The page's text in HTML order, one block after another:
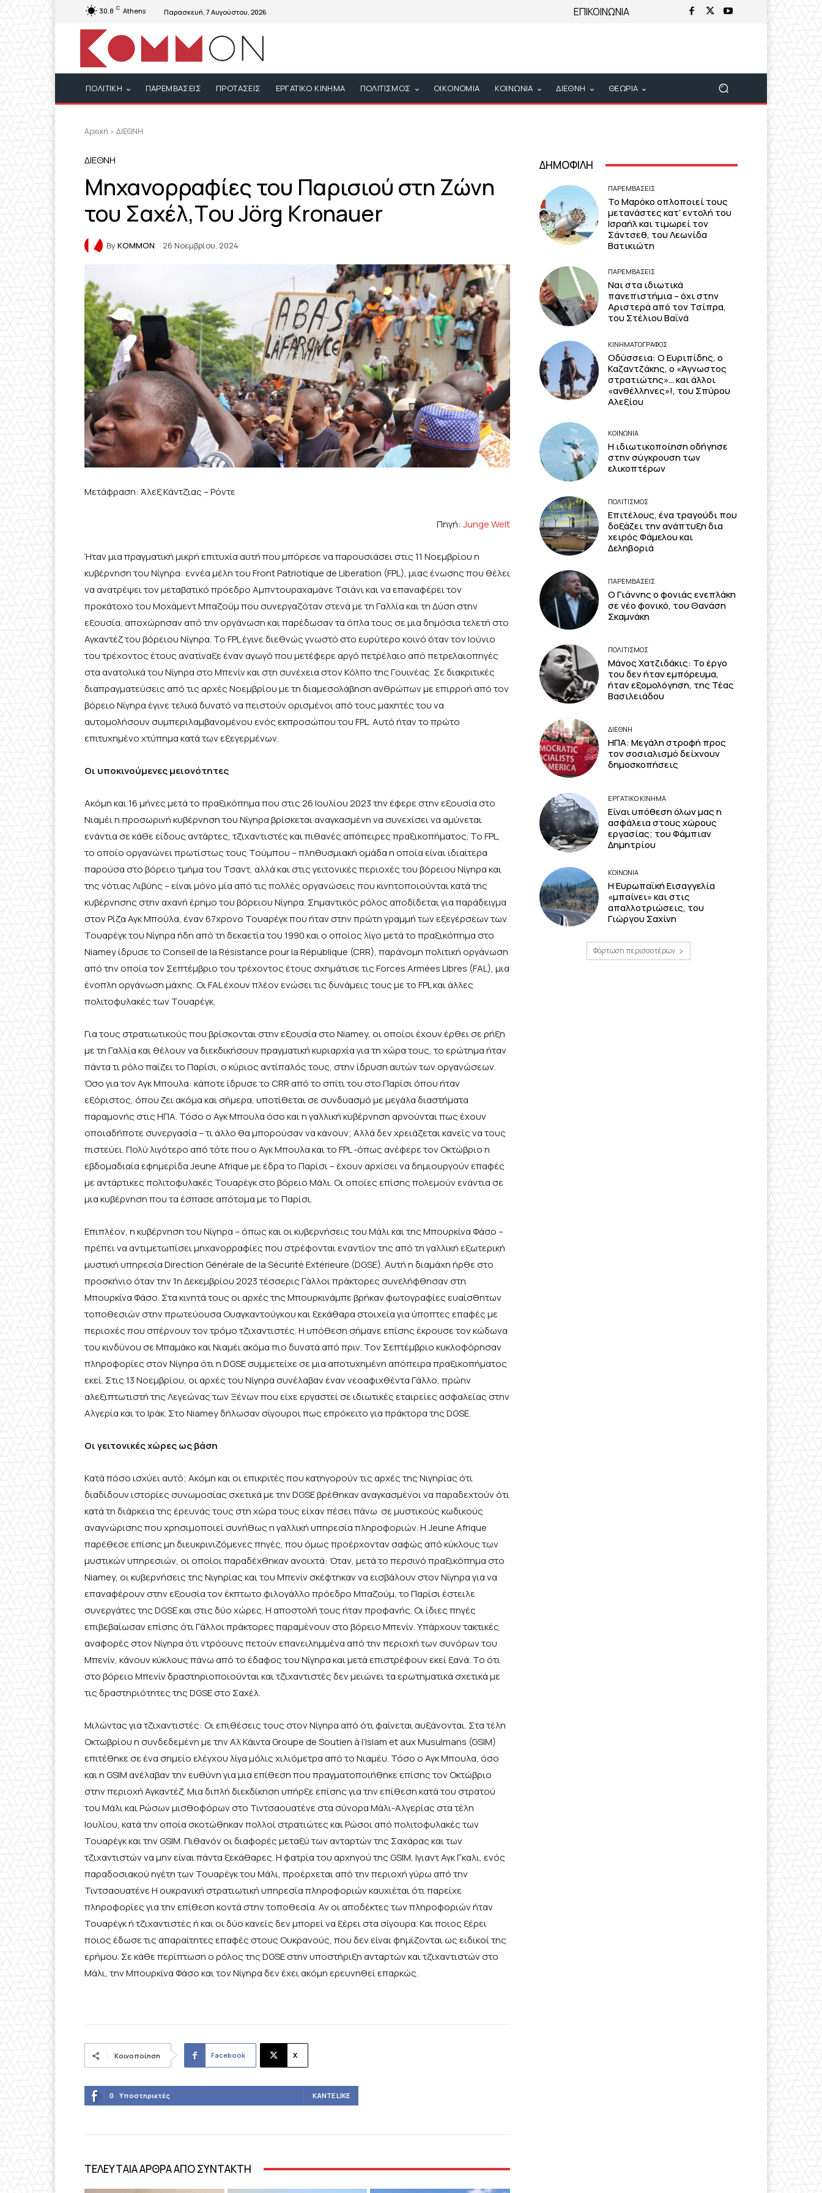
30.8 C Athens Παρασκευή, 7 Αυγούστου, 2026 ΕΠΙΚΟΙΝΩΝΙΑ
ΠΟΛΙΤΙΚΗ ΠΑΡΕΜΒΑΣΕΙΣ ΠΡΟΤΑΣΕΙΣ ΕΡΓΑΤΙΚΟ ΚΙΝΗΜΑ ΠΟΛΙΤΙΣΜΟΣ ΟΙΚΟΝΟΜΙΑ ΚΟΙΝΩΝΙΑ ΔΙΕΘΝΗ ΘΕΩΡΙΑ
Αρχική ΔΙΕΘΝΗ
ΔΙΕΘΝΗ
Μηχανορραφίες του Παρισιού στη Ζώνη
του Σαχέλ,Tου Jörg Kronauer
ByKOMMON 26 Νοεμβρίου, 2024
Μετάφραση: Άλεξ Κάντζιας – Ρόντε
Πηγή: Junge Welt
Ήταν μια πραγματική μικρή επιτυχία αυτή που μπόρεσε να παρουσιάσει στις 11 Νοεμβρίου η
κυβέρνηση του Νίγηρα: εννέα μέλη του Front Patriotique de Liberation (FPL), μιας ένωσης που θέλει
να ανατρέψει τον μεταβατικό πρόεδρο Αμπντουραχαμάνε Τσιάνι και να επαναφέρει τον
προκάτοχο του Μοχάμεντ Μπαζούμ που συνεργαζόταν στενά με τη Γαλλία και τη Δύση στην
εξουσία, αποχώρησαν από την οργάνωση και παρέδωσαν τα όπλα τους σε μια δημόσια τελετή στο
Αγκαντέζ του βόρειου Νίγηρα. Το FPL έγινε διεθνώς γνωστό στο ευρύτερο κοινό όταν τον Ιούνιο
του τρέχοντος έτους ανατίναξε έναν αγωγό που μετέφερε αργό πετρέλαιο από πετρελαιοπηγές
στα ανατολικά του Νίγηρα στο Μπενίν και στη συνέχεια στον Κόλπο της Γουινέας. Σε διακριτικές
διαπραγματεύσεις από τις αρχές Νοεμβρίου με τη διαμεσολάβηση ανθρώπων με επιρροή από τον
βόρειο Νίγηρα έγινε τελικά δυνατό να πειστούν ορισμένοι από τους μαχητές του να
αυτομολήσουν συμπεριλαμβανομένου ενός εκπροσώπου του FPL. Αυτό ήταν το πρώτο
επιτυχημένο χτύπημα κατά των εξεγερμένων.
Οι υποκινούμενες μειονότητες
Ακόμη και 16 μήνες μετά το πραξικόπημα που στις 26 Ιουλίου 2023 την έφερε στην εξουσία στο
Νιαμέι η προσωρινή κυβέρνηση του Νίγηρα βρίσκεται αναγκασμένη να συνεχίσει να αμύνεται
ενάντια σε κάθε είδους αντάρτες, τζιχαντιστές και πιθανές απόπειρες πραξικοπήματος. Το FPL,
το οποίο οργανώνει πρωτίστως τους Τούμπου – πληθυσμιακή ομάδα η οποία είναι ιδιαίτερα
παρούσα στο βόρειο τμήμα του Τσαντ, αλλά και στις γειτονικές περιοχές του βόρειου Νίγηρα και
της νότιας Λιβύης – είναι μόνο μία από τις πολλές οργανώσεις που κινητοποιούνται κατά της
κυβέρνησης στην αχανή έρημο του βόρειου Νίγηρα. Σημαντικός ρόλος αποδίδεται για παράδειγμα
στον Ρίζα Αγκ Μπούλα, έναν 67χρονο Τουαρέγκ που ήταν στην πρώτη γραμμή των εξεγέρσεων των
Τουαρέγκ του Νίγηρα ήδη από τη δεκαετία του 1990 και ο οποίος λίγο μετά το πραξικόπημα στο
Niamey ίδρυσε το Conseil de la Résistance pour la République (CRR), παράνομη πολιτική οργάνωση
από την οποία τον Σεπτέμβριο του τρέχοντος έτους σχημάτισε τις Forces Armées LIbres (FAL), μια
ένοπλη οργάνωση μάχης. Οι FAL έχουν πλέον ενώσει τις δυνάμεις τους με το FPL και άλλες
πολιτοφυλακές των Τουαρέγκ.
Για τους στρατιωτικούς που βρίσκονται στην εξουσία στο Niamey, οι οποίοι έχουν έρθει σε ρήξη
με τη Γαλλία και θέλουν να διεκδικήσουν πραγματική κυριαρχία για τη χώρα τους, το ερώτημα ήταν
πάντα τι ρόλο παίζει το Παρίσι, ο κύριος αντίπαλός τους, στην ίδρυση αυτών των οργανώσεων.
Όσο για τον Αγκ Μπουλα: κάποτε ίδρυσε το CRR από το σπίτι του στο Παρίσι όπου ήταν
εξόριστος, όπου ζει ακόμα και σήμερα, υποτίθεται σε συνδυασμό με μεγάλα διαστήματα
παραμονής στις ΗΠΑ. Τόσο ο Αγκ Μπουλα όσο και η γαλλική κυβέρνηση αρνούνται πως έχουν
οποιαδήποτε συνεργασία – τι άλλο θα μπορούσαν να κάνουν; Αλλά δεν χρειάζεται κανείς να τους
πιστεύει. Πολύ λιγότερο από τότε που ο Αγκ Μπουλα και το FPL -όπως ανέφερε τον Οκτώβριο η
εβδομαδιαία εφημερίδα Jeune Afrique με έδρα το Παρίσι – έχουν αρχίσει να δημιουργούν επαφές
με αντάρτικες πολιτοφυλακές Τουαρέγκ στο βόρειο Μάλι. Οι οποίες επίσης πολεμούν ενάντια σε
μια κυβέρνηση που τα έσπασε απότομα με το Παρίσι.
Επιπλέον, η κυβέρνηση του Νίγηρα – όπως και οι κυβερνήσεις του Μάλι και της Μπουρκίνα Φάσο –
πρέπει να αντιμετωπίσει μηχανορραφίες που στρέφονται εναντίον της από τη γαλλική εξωτερική
μυστική υπηρεσία Direction Générale de la Sécurité Extérieure (DGSE). Αυτή η διαμάχη ήρθε στο
προσκήνιο όταν την 1η Δεκεμβρίου 2023 τέσσερις Γάλλοι πράκτορες συνελήφθησαν στη
Μπουρκίνα Φάσο. Στα κινητά τους οι αρχές της Μπουρκινάμπε βρήκαν φωτογραφίες ευαίσθητων
τοποθεσιών στην πρωτεύουσα Ουαγκαντούγκου και ξεκάθαρα στοιχεία για ύποπτες επαφές με
περιοχές που σπέρνουν τον τρόμο τζιχαντιστές. Η υπόθεση σήμανε επίσης έκρουσε τον κώδωνα
του κινδύνου σε Μπαμάκο και Νιαμέι ακόμα πιο δυνατά από πριν. Τον Σεπτέμβριο κυκλοφόρησαν
πληροφορίες στον Νίγηρα ότι η DGSE συμμετείχε σε μια αποτυχημένη απόπειρα πραξικοπήματος
εκεί. Στις 13 Νοεμβρίου, οι αρχές του Νίγηρα συνέλαβαν έναν νεοαφιχθέντα Γάλλο, πρώην
αλεξιπτωτιστή της Λεγεώνας των Ξένων που είχε εργαστεί σε ιδιωτικές εταιρείες ασφαλείας στην
Αλγερία και το Ιράκ. Στο Niamey δήλωσαν σίγουροι πως επρόκειτο για πράκτορα της DGSE.
Οι γειτονικές χώρες ως βάση
Κατά πόσο ισχύει αυτό; Ακόμη και οι επικριτές που κατηγορούν τις αρχές της Νιγηρίας ότι
διαδίδουν ιστορίες συνωμοσίας σχετικά με την DGSE βρέθηκαν αναγκασμένοι να παραδεχτούν ότι
κατά τη διάρκεια της έρευνάς τους στη χώρα τους είχαν πέσει πάνω σε μυστικούς κωδικούς
αναγνώρισης που χρησιμοποιεί συνήθως η γαλλική υπηρεσία πληροφοριών. Η Jeune Afrique
παρέθεσε επίσης μη διευκρινιζόμενες πηγές, που όμως προέρχονταν σαφώς από κύκλους των
μυστικών υπηρεσιών, οι οποίοι παραδέχθηκαν ανοιχτά: Όταν, μετά το περσινό πραξικόπημα στο
Niamey, οι κυβερνήσεις της Νιγηρίας και του Μπενίν σκέφτηκαν να εισβάλουν στον Νίγηρα για να
επαναφέρουν στην εξουσία τον έκπτωτο φιλογάλλο πρόεδρο Μπαζούμ, το Παρίσι έστειλε
συνεργάτες της DGSE και στις δύο χώρες. Η αποστολή τους ήταν προφανής. Οι ίδιες πηγές
επιβεβαίωσαν επίσης ότι Γάλλοι πράκτορες παραμένουν στο βόρειο Μπενίν. Υπάρχουν τακτικές
αναφορές στον Νίγηρα ότι ντρόουνς πετούν επανειλημμένα από την περιοχή των συνόρων του
Μπενίν, κάνουν κύκλους πάνω από το έδαφος του Νίγηρα και μετά επιστρέφουν εκεί ξανά. Το ότι
στο βόρειο Μπενίν δραστηριοποιούνται και τζιχαντιστές δεν μειώνει τα ερωτηματικά σχετικά με
τις δραστηριότητες της DGSE στο Σαχέλ.
Μιλώντας για τζιχαντιστές: Οι επιθέσεις τους στον Νίγηρα από ότι φαίνεται αυξάνονται. Στα τέλη
Οκτωβρίου η συνδεδεμένη με την Αλ Κάιντα Groupe de Soutien à l’Islam et aux Musulmans (GSIM)
επιτέθηκε σε ένα σημείο ελέγχου λίγα μόλις χιλιόμετρα από το Νιαμέυ. Τόσο ο Αγκ Μπουλα, όσο
και η GSIM ανέλαβαν την ευθύνη για μια επίθεση που πραγματοποιήθηκε επίσης τον Οκτώβριο
στην περιοχή Αγκαντέζ. Μια διπλή διεκδίκηση υπήρξε επίσης για την επίθεση κατά του στρατού
του Μάλι και Ρώσων μισθοφόρων στο Τιντσαουατένε στα σύνορα Μάλι-Αλγερίας στα τέλη
Ιουλίου, κατά την οποία σκοτώθηκαν πολλοί στρατιώτες και Ρώσοι από πολιτοφυλακές των
Τουαρέγκ και την GSIM. Πιθανόν οι διαφορές μεταξύ των ανταρτών της Σαχάρας και των
τζιχαντιστών να μην είναι πάντα ξεκάθαρες. Η φατρία του αρχηγού της GSIM, Ιγιαντ Αγκ Γκαλι, ενός
παραδοσιακού ηγέτη των Τουαρέγκ του Μάλι, προέρχεται από την περιοχή γύρω από την
Τιντσαουατένε Η ουκρανική στρατιωτική υπηρεσία πληροφοριών καυχιέται ότι παρείχε
πληροφορίες για την επίθεση κοντά στην τοποθεσία. Αν οι αποδέκτες των πληροφοριών ήταν
Τουαρέγκ ή τζιχαντιστές ή και οι δύο κανείς δεν μπορεί να ξέρει στα σίγουρα. Και ποιος ξέρει
ποιος έδωσε τις απαραίτητες επαφές στους Ουκρανούς, που δεν είναι φημίζονται ως ειδικοί της
ερήμου. Σε κάθε περίπτωση ο ρόλος της DGSE στην υποστήριξη ανταρτών και τζιχαντιστών στο
Μάλι, την Μπουρκίνα Φάσο και τον Νίγηρα δεν έχει ακόμη ερευνηθεί επαρκώς.
Κοινοποίηση Facebook X
0 Υποστηρικτές ΚΆΝΤΕ LIKE
ΤΕΛΕΥΤΑΙΑ ΑΡΘΡΑ ΑΠΟ ΣΥΝΤΑΚΤΗ
ΔΗΜΟΦΙΛΗ
ΠΑΡΕΜΒΑΣΕΙΣ
Το Μαρόκο οπλοποιεί τους
μετανάστες κατ’ εντολή του
Ισραήλ και τιμωρεί τον
Σάντσεθ, του Λεωνίδα
Βατικιώτη
ΠΑΡΕΜΒΑΣΕΙΣ
Ναι στα ιδιωτικά
πανεπιστήμια – όχι στην
Αριστερά από τον Τσίπρα,
του Στέλιου Βαϊνά
ΚΙΝΗΜΑΤΟΓΡΆΦΟΣ
Οδύσσεια: Ο Ευριπίδης, ο
Καζαντζάκης, ο «Άγνωστος
στρατιώτης»… και άλλοι
«ανθέλληνες»!, του Σπύρου
Αλεξίου
ΚΟΙΝΩΝΙΑ
Η ιδιωτικοποίηση οδήγησε
στην σύγκρουση των
ελικοπτέρων
ΠΟΛΙΤΙΣΜΟΣ
Επιτέλους, ένα τραγούδι που
δοξάζει την ανάπτυξη δια
χειρός Φάμελου και
Δεληβοριά
ΠΑΡΕΜΒΑΣΕΙΣ
Ο Γιάννης ο φονιάς ενεπλάκη
σε νέο φονικό, του Θανάση
Σκαμνάκη
ΠΟΛΙΤΙΣΜΟΣ
Μάνος Χατζιδάκις: Το έργο
του δεν ήταν εμπόρευμα,
ήταν εξομολόγηση, της Τέας
Βασιλειάδου
ΔΙΕΘΝΗ
ΗΠΑ: Μεγάλη στροφή προς
τον σοσιαλισμό δείχνουν
δημοσκοπήσεις
ΕΡΓΑΤΙΚΟ ΚΙΝΗΜΑ
Είναι υπόθεση όλων μας η
ασφάλεια στους χώρους
εργασίας; του Φάμπιαν
Δημητρίου
ΚΟΙΝΩΝΙΑ
Η Ευρωπαϊκή Εισαγγελία
«μπαίνει» και στις
απαλλοτριώσεις, του
Γιώργου Σαχίνη
Φόρτωση περισσοτέρων